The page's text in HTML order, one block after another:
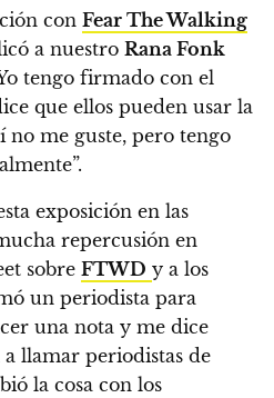
con Fear The Walking
a nuestro Rana Fonk
tengo firmado con el
que ellos pueden usar la
no me guste, pero tengo
exposición en las
repercusión en
sobre FTWD y a los
un periodista para
una nota y me dice
llamar periodistas de
la cosa con los